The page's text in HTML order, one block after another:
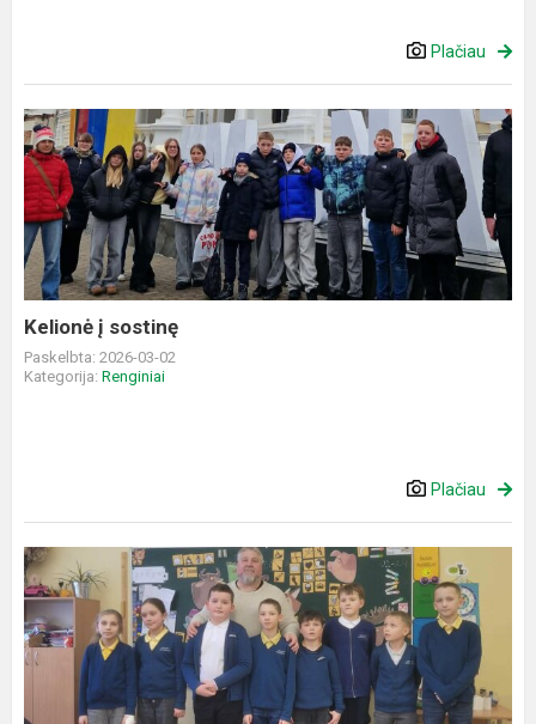
Plačiau
Kelionė
į
sostinę
Kelionė į sostinę
Paskelbta: 2026-03-02
Kategorija: Renginiai
Plačiau
Edukacinis
užsiėmimas
pradinukams